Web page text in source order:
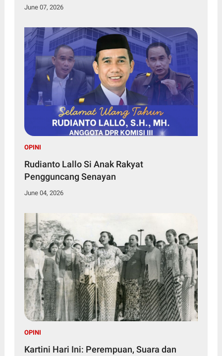
June 07, 2026
OPINI
Rudianto Lallo Si Anak Rakyat
Pengguncang Senayan
June 04, 2026
OPINI
Kartini Hari Ini: Perempuan, Suara dan